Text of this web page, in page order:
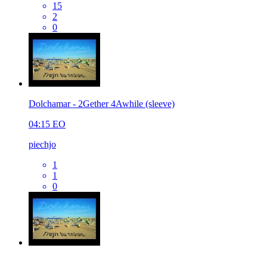
15
2
0
Dolchamar - 2Gether 4Awhile (sleeve)
04:15 EO
piechjo
1
1
0